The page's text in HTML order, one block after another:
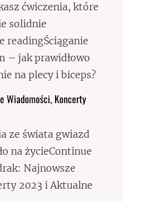
ćwiczenia, które
solidnie
readingŚciąganie
– jak prawidłowo
na plecy i biceps?
Wiadomości, Koncerty
ze świata gwiazd
na życieContinue
Najnowsze
2023 i Aktualne